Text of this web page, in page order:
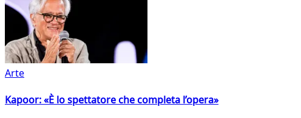
Arte
Kapoor: «È lo spettatore che completa l’opera»